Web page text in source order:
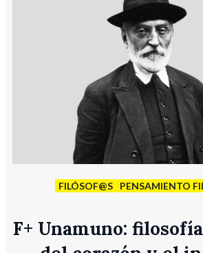
FILÓSOF@S PENSAMIENTO
F+ Unamuno: